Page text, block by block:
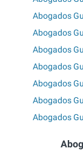
Abogados
Abogados
Abogados
Abogados
Abogados
Abogados
Abogados